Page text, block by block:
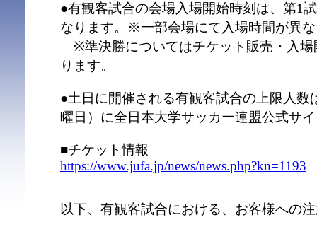
●有観客試合の会場入場開始時刻は、第1
なります。※一部会場にて入場時間が異
※準決勝についてはチケット販売・入場
ります。
●土日に開催される有観客試合の上限人数
曜日）に全日本大学サッカー連盟公式サ
■チケット情報
https://www.jufa.jp/news/news.php?kn=1193
以下、有観客試合における、お客様への